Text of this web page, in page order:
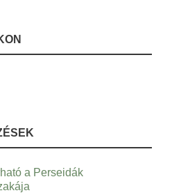
a Perseidák